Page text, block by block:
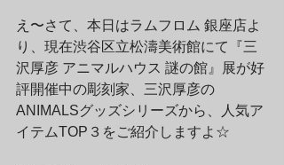
え〜さて、本日はラムフロム 銀座店よ
り、現在渋谷区立松濤美術館にて『三
沢厚彦 アニマルハウス 謎の館』展が好
評開催中の彫刻家、三沢厚彦の
ANIMALSグッズシリーズから、人気ア
イテムTOP３をご紹介しますよ☆